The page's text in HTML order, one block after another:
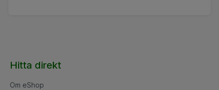
Hitta direkt
Om eShop